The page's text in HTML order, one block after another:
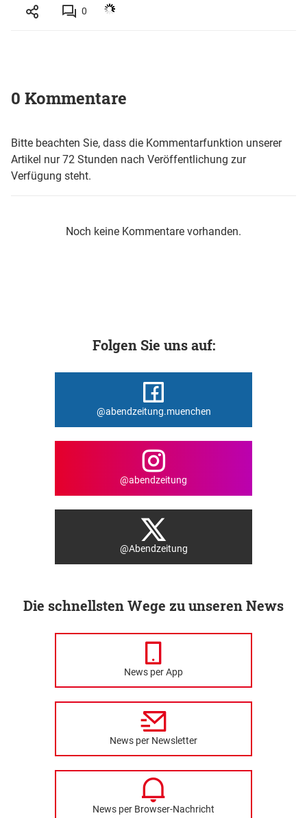
0
0 Kommentare
Bitte beachten Sie, dass die Kommentarfunktion unserer
Artikel nur 72 Stunden nach Veröffentlichung zur
Verfügung steht.
Noch keine Kommentare vorhanden.
Folgen Sie uns auf:
@abendzeitung.muenchen
@abendzeitung
@Abendzeitung
Die schnellsten Wege zu unseren News
News per App
News per Newsletter
News per Browser-Nachricht